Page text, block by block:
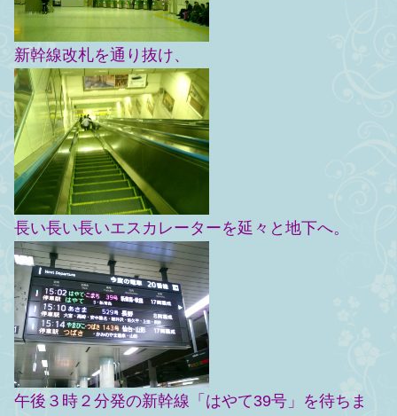
新幹線改札を通り抜け、
長い長い長いエスカレーターを延々と地下へ。
午後３時２分発の新幹線「はやて39号」を待ちま